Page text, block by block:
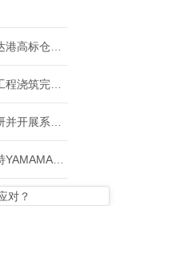
【京东产发与沙特港务局签署吉达港高标仓项目协议 深化中东布局】
【沙特利雅得南二环项目控制性工程浇筑完成】
【三化建总经理梁华金赴沙特调研并开展系列商务活动】
【中材国际董事长印志松会见沙特YAMAMA集团CEO一行】